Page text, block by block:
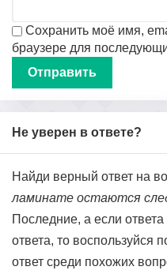
Сохранить моё имя,
браузере для
Не уверен в ответе?
Найди верный ответ на
ламинате остаются
Последние, а если
ответа, то воспользуйся
ответ среди похожих